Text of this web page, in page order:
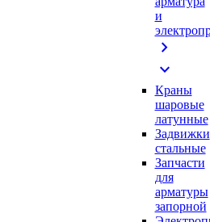
и
chevron_right
expand_more
Краны
шаровые
латунные
Задвижки
стальные
Запчасти
для
арматуры
запорной